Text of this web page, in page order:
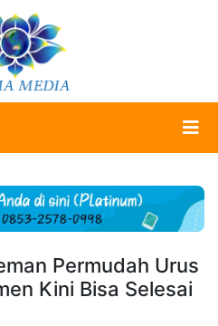
Permudah Urus
Kini Bisa Selesai